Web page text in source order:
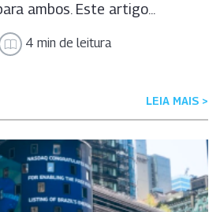
ambos. Este artigo...
4 min de leitura
LEIA MAIS >